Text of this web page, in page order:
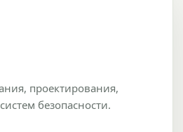
проектирования,
безопасности.